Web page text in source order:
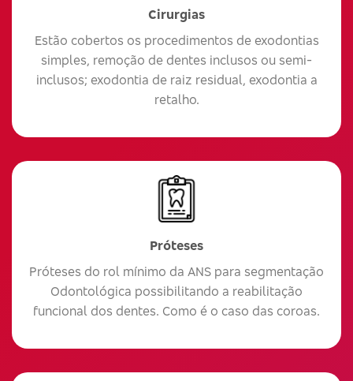
Cirurgias
Estão cobertos os procedimentos de exodontias
simples, remoção de dentes inclusos ou semi-
inclusos; exodontia de raiz residual, exodontia a
retalho.
Próteses
Próteses do rol mínimo da ANS para segmentação
Odontológica possibilitando a reabilitação
funcional dos dentes. Como é o caso das coroas.